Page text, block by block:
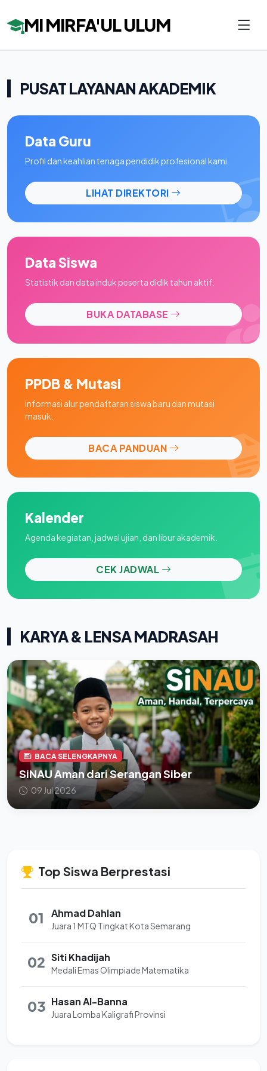
MI MIRFA'UL ULUM
PUSAT LAYANAN AKADEMIK
Data Guru
Profil dan keahlian tenaga pendidik profesional kami.
LIHAT DIREKTORI
Data Siswa
Statistik dan data induk peserta didik tahun aktif.
BUKA DATABASE
PPDB & Mutasi
Informasi alur pendaftaran siswa baru dan mutasi
masuk.
BACA PANDUAN
Kalender
Agenda kegiatan, jadwal ujian, dan libur akademik.
CEK JADWAL
KARYA & LENSA MADRASAH
BACA SELENGKAPNYA
SiNAU Aman dari Serangan Siber
09 Jul 2026
Top Siswa Berprestasi
01 Ahmad Dahlan
Juara 1 MTQ Tingkat Kota Semarang
02 Siti Khadijah
Medali Emas Olimpiade Matematika
03 Hasan Al-Banna
Juara Lomba Kaligrafi Provinsi